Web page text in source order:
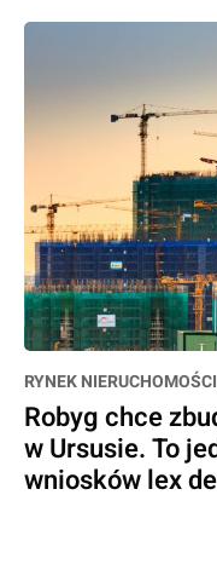
RYNEK NIERUCHOMOŚCI
Robyg chce
w Ursusie. To
wniosków lex